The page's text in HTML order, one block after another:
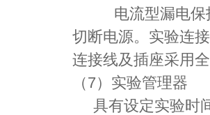
电流型漏电保护
切断电源。实验连
连接线及插座采用
（7）实验管理器
具有设定实验时